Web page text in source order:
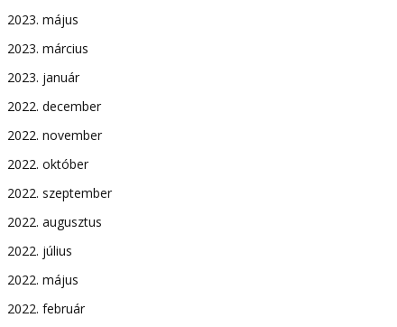
2023. május
2023. március
2023. január
2022. december
2022. november
2022. október
2022. szeptember
2022. augusztus
2022. július
2022. május
2022. február